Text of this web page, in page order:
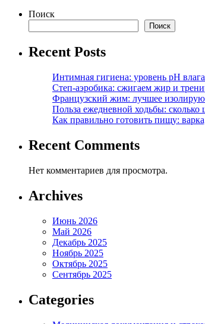
Поиск
Поиск
Recent Posts
Интимная гигиена: уровень pH
Степ-аэробика: сжигаем жир и
Французский жим: лучшее
Польза ежедневной ходьбы: сколько
Как правильно готовить пищу:
Recent Comments
Нет комментариев для просмотра.
Archives
Июнь 2026
Май 2026
Декабрь 2025
Ноябрь 2025
Октябрь 2025
Сентябрь 2025
Categories